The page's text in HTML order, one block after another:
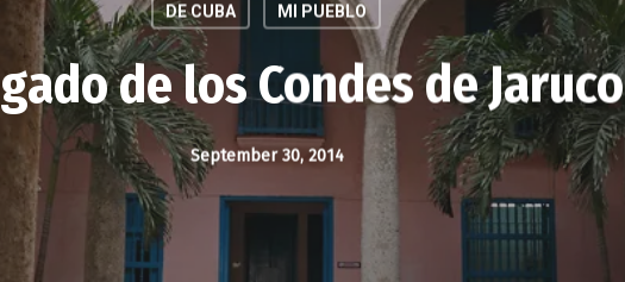
DE CUBA MI PUEBLO
de los Condes de Jaruco
September 30, 2014